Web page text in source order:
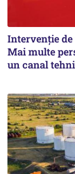
Intervenție
Mai multe
un canal